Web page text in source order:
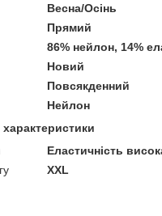
Весна/Осінь
Прямий
86% нейлон, 14%
Новий
Повсякденний
Нейлон
Еластичність
XXL